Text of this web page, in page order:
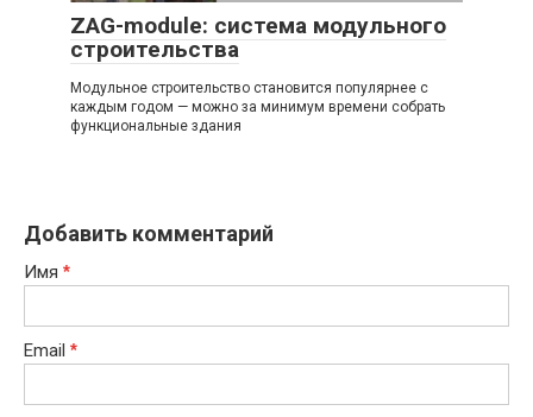
ZAG-module: система модульного
строительства
Модульное строительство становится популярнее с
каждым годом — можно за минимум времени собрать
функциональные здания
Добавить комментарий
Имя *
Email *